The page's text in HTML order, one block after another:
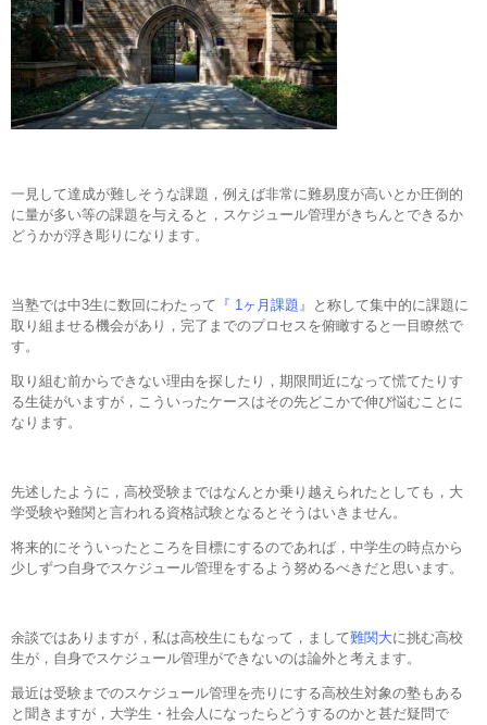
一見して達成が難しそうな課題，例えば非常に難易度が高いとか圧倒的
に量が多い等の課題を与えると，スケジュール管理がきちんとできるか
どうかが浮き彫りになります。
当塾では中3生に数回にわたって 『 1ヶ月課題』
と称して集中的に課題に
取り組ませる機会があり，完了までのプロセスを俯瞰すると一目瞭然で
す。
取り組む前からできない理由を探したり，期限間近になって慌てたりす
る生徒がいますが，こういったケースはその先どこかで伸び悩むことに
なります。
先述したように，高校受験まではなんとか乗り越えられたとしても，大
学受験や難関と言われる資格試験となるとそうはいきません。
将来的にそういったところを目標にするのであれば，中学生の時点から
少しずつ自身でスケジュール管理をするよう努めるべきだと思います。
余談ではありますが，私は高校生にもなって，まして難関大に挑む高校
生が，自身でスケジュール管理ができないのは論外と考えます。
最近は受験までのスケジュール管理を売りにする高校生対象の塾もある
と聞きますが，大学生・社会人になったらどうするのかと甚だ疑問で